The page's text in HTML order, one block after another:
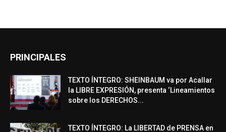
PRINCIPALES
TEXTO ÍNTEGRO: SHEINBAUM va por Acallar
la LIBRE EXPRESIÓN, presenta ‘Lineamientos
sobre los DERECHOS...
TEXTO ÍNTEGRO: La LIBERTAD de PRENSA en